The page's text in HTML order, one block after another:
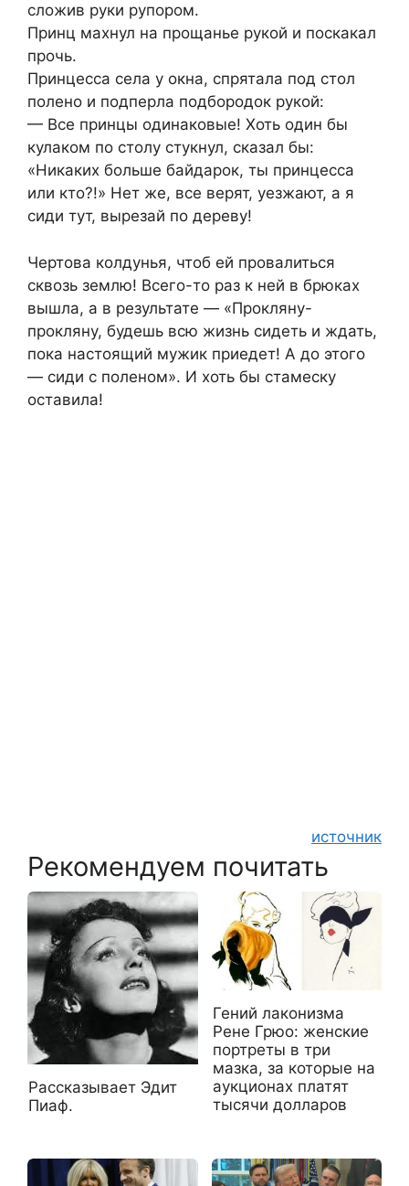
сложив руки рупором.
Принц махнул на прощанье рукой и поскакал
прочь.
Принцесса села у окна, спрятала под стол
полено и подперла подбородок рукой:
— Все принцы одинаковые! Хоть один бы
кулаком по столу стукнул, сказал бы:
«Никаких больше байдарок, ты принцесса
или кто?!» Нет же, все верят, уезжают, а я
сиди тут, вырезай по дереву!
Чертова колдунья, чтоб ей провалиться
сквозь землю! Всего-то раз к ней в брюках
вышла, а в результате — «Прокляну-
прокляну, будешь всю жизнь сидеть и ждать,
пока настоящий мужик приедет! А до этого
— сиди с поленом». И хоть бы стамеску
оставила!
источник
Рекомендуем почитать
Рассказывает Эдит
Пиаф.
Гений лаконизма
Рене Грюо: женские
портреты в три
мазка, за которые на
аукционах платят
тысячи долларов